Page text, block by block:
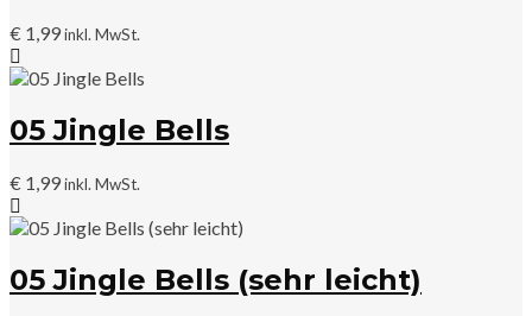
€ 1,99inkl. MwSt.
05 Jingle Bells
€ 1,99inkl. MwSt.
05 Jingle Bells (sehr leicht)